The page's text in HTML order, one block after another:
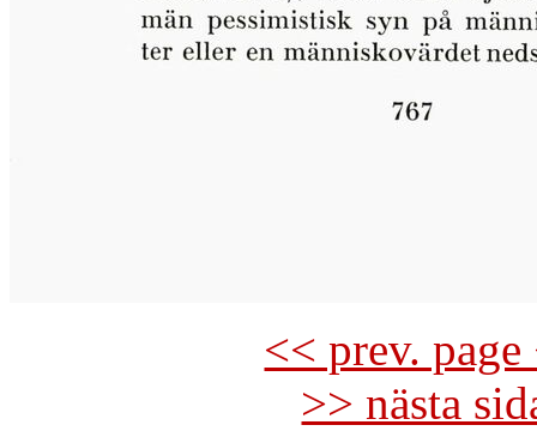
<< prev.
>> nästa